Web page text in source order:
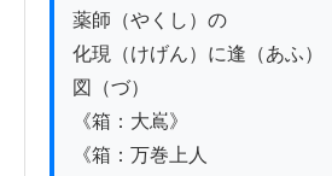
薬師（やくし）の
化現（けげん）に逢（あふ）
図（づ）
《箱：大嶌》
《箱：万巻上人